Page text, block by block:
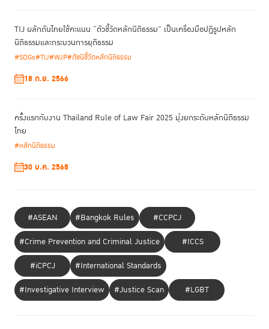
ศาสตราจารย์พิเศษ ดร.กิตติพงษ์ กิตยารักษ์
ผู้อำนวยการ RoLD program
และที่ปรึกษา TIJ ได้เน้นย้ำว่า ในสังคมที่ประชาธิปไตยอ่อนแอและมีความขัด
แย้งสูง ความร่วมมือจากทุกภาคส่วนจะเป็นกุญแจสำคัญในการปฏิรูปหลัก
นิติธรรมให้ประสบความสำเร็จได้ ดังนั้น คาดความหวังที่มีต่อ RoLD
นั่นคือ การเห็นประโยชน์ส่วนรวมมากกว่าประโยชน์ส่วนตัว และมีความพร้อมใน
การทำหน้าที่ของตนเองเพื่อสร้างการเปลี่ยนแปลงทางสังคมไปสู่สิ่งที่ดีขึ้นร่วม
กัน
TIJ ผลักดันไทยใช้คะแนน “ตัวชี้วัดหลักนิติธรรม” เป็นเครื่องมือปฏิรูปหลัก
นิติธรรมและกระบวนการยุติธรรม
#SDGs#TIJ#WJP#ดัชนีชี้วัดหลักนิติธรรม
18 ก.ย. 2566
ครั้งแรกกับงาน Thailand Rule of Law Fair 2025 มุ่งยกระดับหลักนิติธรรม
ไทย
#หลักนิติธรรม
30 ม.ค. 2568
#ASEAN #Bangkok Rules
#CCPCJ
#Crime Prevention and Criminal Justice
#ICCS
#iCPCJ
#International Standards
#Investigative Interview
#Justice Scan #LGBT